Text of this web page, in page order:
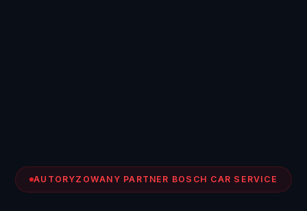
AUTORYZOWANY PARTNER BOSCH CAR SERVICE